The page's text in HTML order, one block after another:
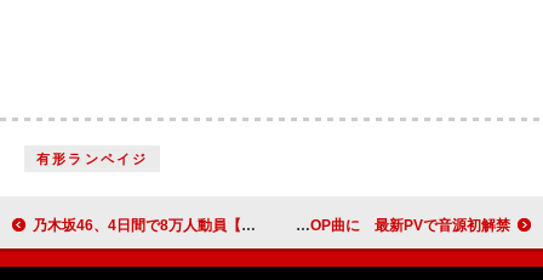
有形ランペイジ
乃木坂46、4日間で8万人動員【12th YEAR BIRTHDAY LIVE】のライブBD＆DVDダイジェスト映像公開 ずっと真夜中でいいのに。、新曲「微熱魔」がアニメ『阿波連さん』第2期OP曲に 最新PVで音源初解禁